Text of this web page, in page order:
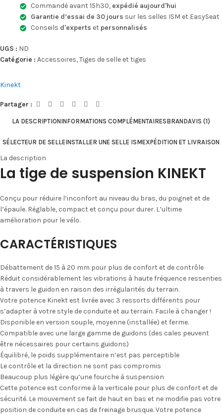
Commandé avant 15h30, expédié aujourd'hui
Garantie d’essai de 30 jours sur les selles ISM et EasySeat
Conseils d'experts et personnalisés
UGS : ND
Catégorie : Accessoires,Tiges de selle et tiges
Kinekt
Partager :
LA DESCRIPTIONINFORMATIONS COMPLÉMENTAIRESBRANDAVIS (1)
SÉLECTEUR DE SELLEINSTALLER UNE SELLE ISMEXPÉDITION ET LIVRAISON
La description
La tige de suspension KINEKT
Conçu pour réduire l’inconfort au niveau du bras, du poignet et de
l’épaule. Réglable, compact et conçu pour durer. L’ultime
amélioration pour le vélo.
CARACTÉRISTIQUES
Débattement de 15 à 20 mm pour plus de confort et de contrôle
Réduit considérablement les vibrations à haute fréquence ressenties
à travers le guidon en raison des irrégularités du terrain.
Votre potence Kinekt est livrée avec 3 ressorts différents pour
s’adapter à votre style de conduite et au terrain. Facile à changer !
Disponible en version souple, moyenne (installée) et ferme.
Compatible avec une large gamme de guidons (des cales peuvent
être nécessaires pour certains guidons)
Équilibré, le poids supplémentaire n’est pas perceptible
Le contrôle et la direction ne sont pas compromis
Beaucoup plus légère qu’une fourche à suspension
Cette potence est conforme à la verticale pour plus de confort et de
sécurité. Le mouvement se fait de haut en bas et ne modifie pas votre
position de conduite en cas de freinage brusque. Votre potence